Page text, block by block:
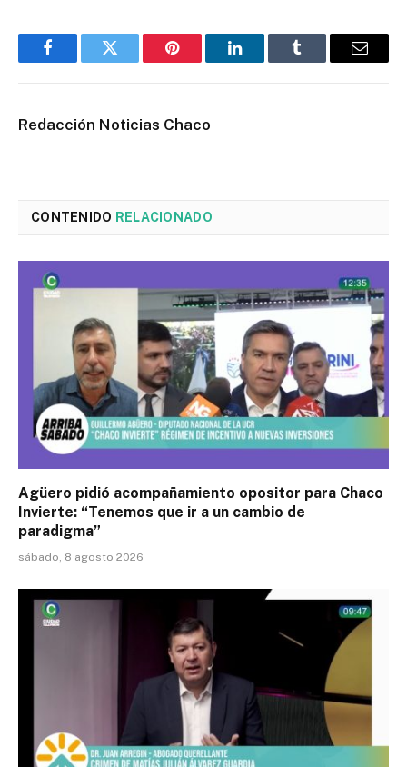
FacebookTwitter Pinterest LinkedInTumblr Email
Redacción Noticias Chaco
CONTENIDO RELACIONADO
Agüero pidió acompañamiento opositor para Chaco
Invierte: “Tenemos que ir a un cambio de
paradigma”
sábado, 8 agosto 2026